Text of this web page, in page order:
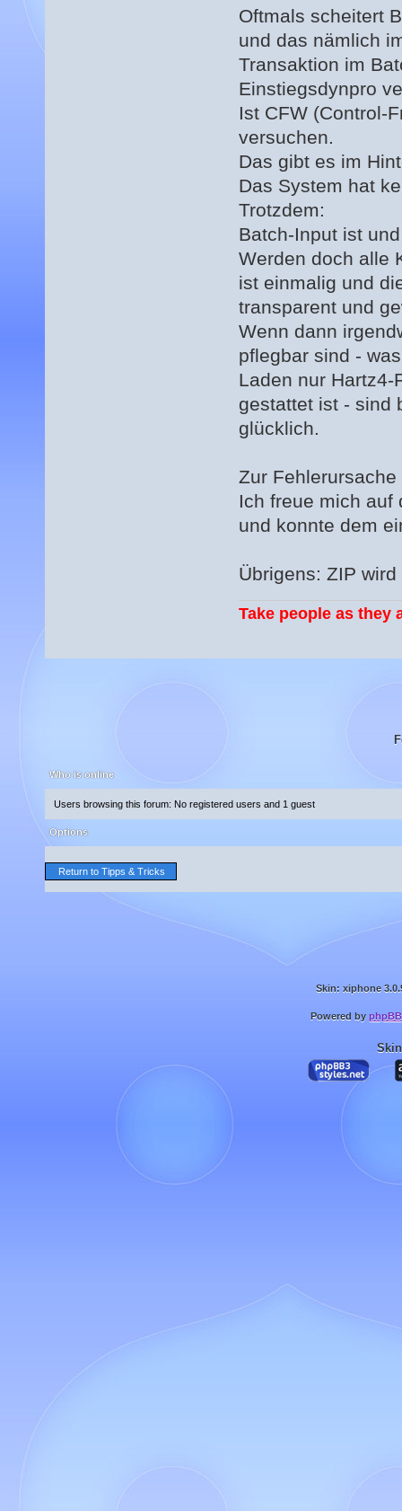
Oftmals scheitert
und das nämlich
Transaktion im
Einstiegsdynpro
Ist CFW (Control-
versuchen.
Das gibt es im
Das System hat
Trotzdem:
Batch-Input ist
Werden doch alle
ist einmalig und
transparent und
Wenn dann
pflegbar sind -
Laden nur Hartz4-
gestattet ist - sind
glücklich.
Zur
Ich freue mich auf
und konnte dem
Übrigens: ZIP
Take people as they
Who is online
Users browsing this forum: No registered users and 1 guest
Options
Return to Tipps & Tricks
Skin: xiphone
Powered by phpBB